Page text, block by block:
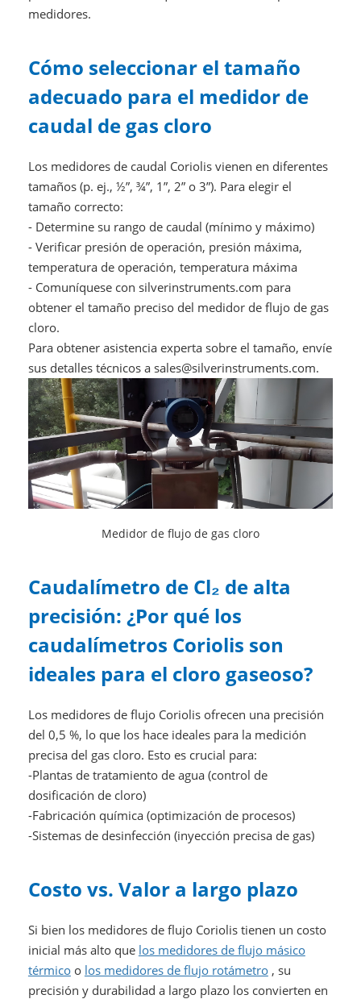
medidores.
Cómo seleccionar el tamaño
adecuado para el medidor de
caudal de gas cloro
Los medidores de caudal Coriolis vienen en diferentes
tamaños (p. ej., ½”, ¾”, 1”, 2” o 3”). Para elegir el
tamaño correcto:
- Determine su rango de caudal (mínimo y máximo)
- Verificar presión de operación, presión máxima,
temperatura de operación, temperatura máxima
- Comuníquese con silverinstruments.com para
obtener el tamaño preciso del medidor de flujo de gas
cloro.
Para obtener asistencia experta sobre el tamaño, envíe
sus detalles técnicos a sales@silverinstruments.com.
Medidor de flujo de gas cloro
Caudalímetro de Cl₂ de alta
precisión: ¿Por qué los
caudalímetros Coriolis son
ideales para el cloro gaseoso?
Los medidores de flujo Coriolis ofrecen una precisión
del 0,5 %, lo que los hace ideales para la medición
precisa del gas cloro. Esto es crucial para:
-Plantas de tratamiento de agua (control de
dosificación de cloro)
-Fabricación química (optimización de procesos)
-Sistemas de desinfección (inyección precisa de gas)
Costo vs. Valor a largo plazo
Si bien los medidores de flujo Coriolis tienen un costo
inicial más alto que los medidores de flujo másico
térmicoo los medidores de flujo rotámetro, su
precisión y durabilidad a largo plazo los convierten en